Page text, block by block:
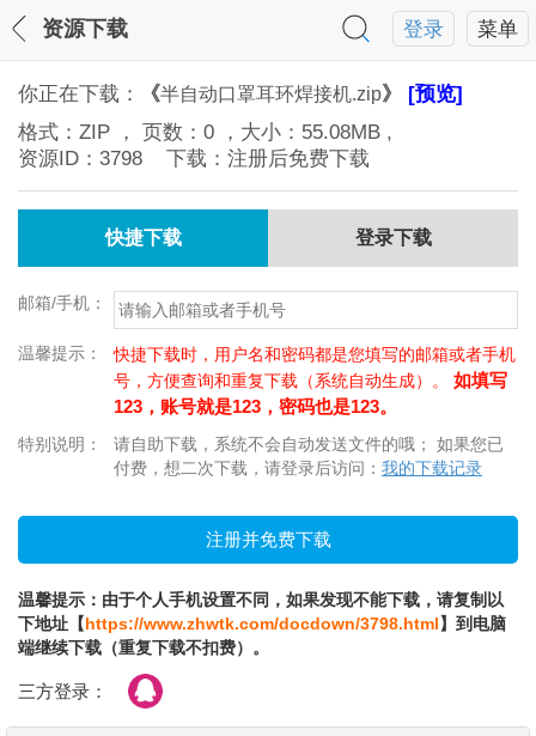
菜单
登录
资源下载
你正在下载： 《半自动口罩耳环焊接机.zip》 [预览]
格式： ZIP ， 页数： 0 ，大小： 55.08MB ,
资源ID： 3798 下载：注册后免费下载
快捷下载 登录下载
邮箱/手机：
温馨提示：
快捷下载时，用户名和密码都是您填写的邮箱或者手机
号，方便查询和重复下载（系统自动生成）。 如填写
123，账号就是123，密码也是123。
特别说明：
请自助下载，系统不会自动发送文件的哦； 如果您已
付费，想二次下载，请登录后访问： 我的下载记录
温馨提示：由于个人手机设置不同，如果发现不能下载，请复制以
下地址【https://www.zhwtk.com/docdown/3798.html】到电脑
端继续下载（重复下载不扣费）。
三方登录：